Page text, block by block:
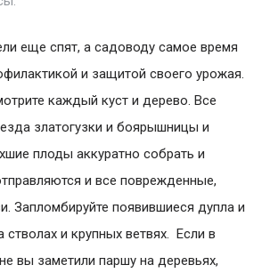
еще спят, а садоводу самое время
и защитой своего урожая.
каждый куст и дерево. Все
златогузки и боярышницы и
плоды аккуратно собрать и
и все поврежденные,
Запломбируйте появившиеся дупла и
стволах и крупных ветвях. Если в
вы заметили паршу на деревьях,